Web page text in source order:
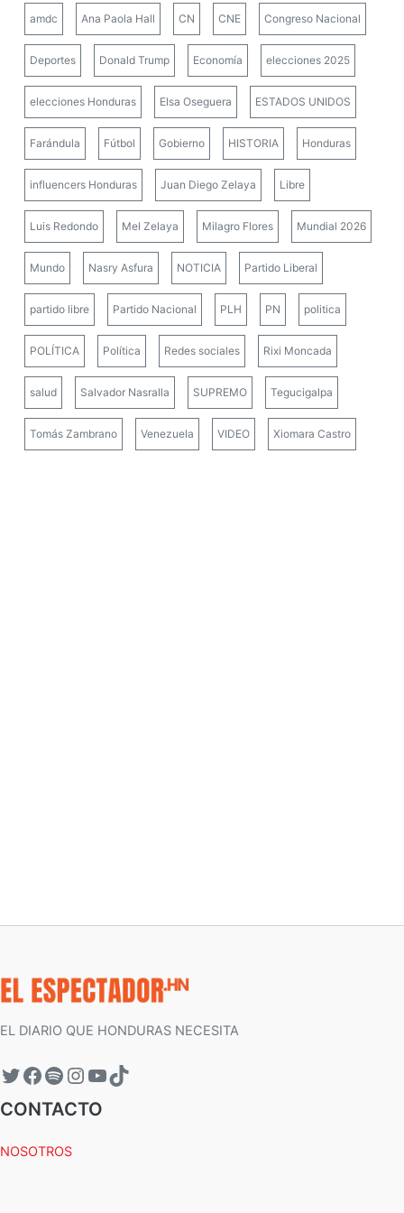
amdc Ana Paola Hall CN CNE Congreso Nacional
Deportes Donald Trump Economía elecciones 2025
elecciones Honduras Elsa Oseguera ESTADOS UNIDOS
Farándula Fútbol Gobierno HISTORIA Honduras
influencers Honduras Juan Diego Zelaya Libre
Luis Redondo Mel Zelaya Milagro Flores Mundial 2026
Mundo Nasry Asfura NOTICIA Partido Liberal
partido libre Partido Nacional PLH PN politica
POLÍTICA Política Redes sociales Rixi Moncada
salud Salvador Nasralla SUPREMO Tegucigalpa
Tomás Zambrano Venezuela VIDEO Xiomara Castro
EL DIARIO QUE HONDURAS NECESITA
CONTACTO
NOSOTROS